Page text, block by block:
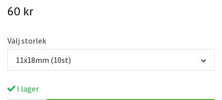
60 kr
Välj storlek
11x18mm (10st)
I lager